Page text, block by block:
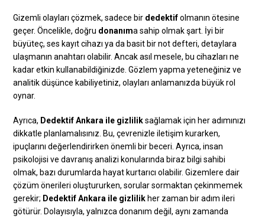
Gizemli olayları çözmek, sadece bir dedektifolmanın ötesine
geçer. Öncelikle, doğru donanıma sahip olmak şart. İyi bir
büyüteç, ses kayıt cihazı ya da basit bir not defteri, detaylara
ulaşmanın anahtarı olabilir. Ancak asıl mesele, bu cihazları ne
kadar etkin kullanabildiğinizde. Gözlem yapma yeteneğiniz ve
analitik düşünce kabiliyetiniz, olayları anlamanızda büyük rol
oynar.
Ayrıca, Dedektif Ankara ile gizliliksağlamak için her adımınızı
dikkatle planlamalısınız. Bu, çevrenizle iletişim kurarken,
ipuçlarını değerlendirirken önemli bir beceri. Ayrıca, insan
psikolojisi ve davranış analizi konularında biraz bilgi sahibi
olmak, bazı durumlarda hayat kurtarıcı olabilir. Gizemlere dair
çözüm önerileri oluştururken, sorular sormaktan çekinmemek
gerekir; Dedektif Ankara ile gizlilik her zaman bir adım ileri
götürür. Dolayısıyla, yalnızca donanım değil, aynı zamanda